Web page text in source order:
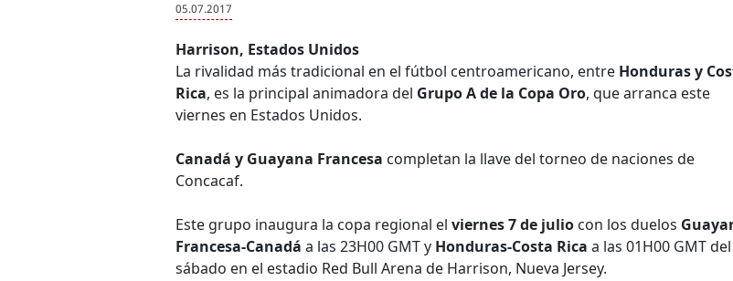
05.07.2017
Harrison, Estados Unidos
La rivalidad más tradicional en el fútbol centroamericano, entre Honduras y
Rica, es la principal animadora del Grupo A de la Copa Oro, que arranca este
viernes en Estados Unidos.
Canadá y Guayana Francesa completan la llave del torneo de naciones de
Concacaf.
Este grupo inaugura la copa regional el viernes 7 de julio con los duelos
Francesa-Canadá a las 23H00 GMT y Honduras-Costa Rica a las 01H00 GMT del
sábado en el estadio Red Bull Arena de Harrison, Nueva Jersey.